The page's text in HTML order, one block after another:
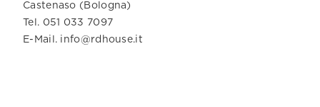
Castenaso (Bologna)
Tel. 051 033 7097
E-Mail. info@rdhouse.it